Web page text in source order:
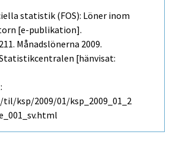
statistik (FOS): Löner inom
[e-publikation].
Månadslönerna 2009.
[hänvisat:
ksp/2009/01/ksp_2009_01_2